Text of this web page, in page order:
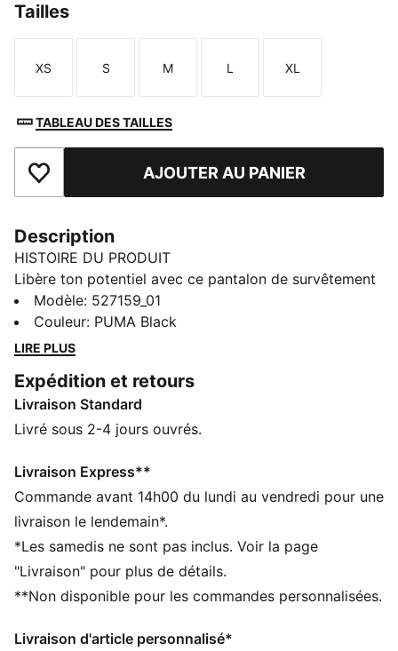
Tailles
Taille
XS
Taille
S
Taille
M
Taille
L
Taille
XL
TABLEAU DES TAILLES
Ajouter aux favorisAJOUTER AU PANIER
Description
HISTOIRE DU PRODUIT
Libère ton potentiel avec ce pantalon de survêtement
signé PUMA. Conçu pour des performances optimales,
il offre respirabilité, élasticité et rangement
fonctionnel. La taille élastique à cordons de serrage
vraiment le compagnon idéal de toutes les aventures.
CARACTÉRISTIQUES + AVANTAGES
Confectionné avec un minimum de 50 % de matériaux
warmCELL : technologie respirante conçue pour
piéger la chaleur à proximité de ton corps et te garder
au chaud pendant tes activités
Coupe décontractée
Tissu polaire
Longueur normale
Poche au niveau des coutures
Modèle: 527159_01
Couleur: PUMA Black
LIRE PLUS
Expédition et retours
Livraison Standard
Livré sous 2-4 jours ouvrés.
Livraison Express**
Commande avant 14h00 du lundi au vendredi pour une
livraison le lendemain*.
*Les samedis ne sont pas inclus. Voir la page
"Livraison" pour plus de détails.
**Non disponible pour les commandes personnalisées.
Livraison d'article personnalisé*